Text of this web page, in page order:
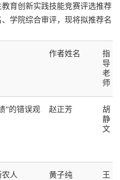
育创新实践技能竞赛评选推荐
学院综合审评，现将拟推荐名
作者姓名
指
导
老
师
”的错误观
赵正芳
胡
静
文
人 黄子纯
王